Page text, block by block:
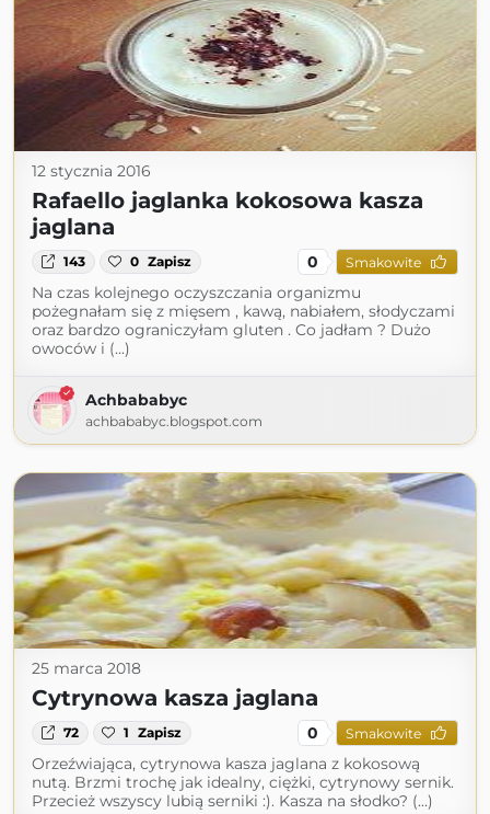
12 stycznia 2016
Rafaello jaglanka kokosowa kasza
jaglana
143 0 Zapisz 0 Smakowite
Na czas kolejnego oczyszczania organizmu
pożegnałam się z mięsem , kawą, nabiałem, słodyczami
oraz bardzo ograniczyłam gluten . Co jadłam ? Dużo
owoców i (...)
Achbababyc
achbababyc.blogspot.com
25 marca 2018
Cytrynowa kasza jaglana
72 1 Zapisz 0 Smakowite
Orzeźwiająca, cytrynowa kasza jaglana z kokosową
nutą. Brzmi trochę jak idealny, ciężki, cytrynowy sernik.
Przecież wszyscy lubią serniki :). Kasza na słodko? (...)